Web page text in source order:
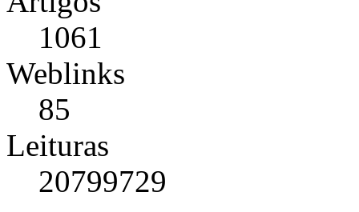
1061
Weblinks
85
Leituras
20799729